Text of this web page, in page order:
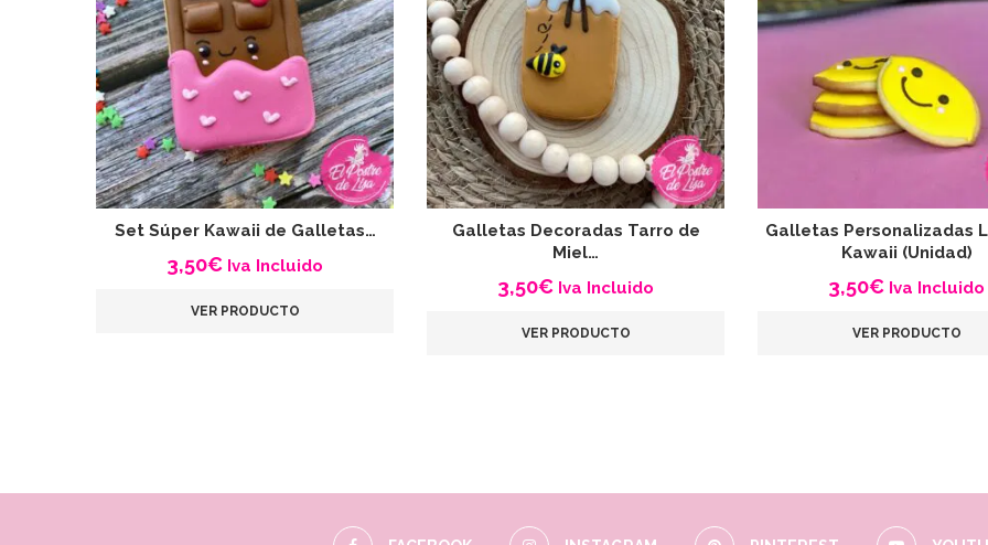
Set Súper Kawaii de Galletas…
3,50€ Iva Incluido
VER PRODUCTO
Galletas Decoradas Tarro de
Miel…
3,50€ Iva Incluido
VER PRODUCTO
Galletas Personalizadas
Kawaii (Unidad)
3,50€ Iva Incluido
VER PRODUCTO